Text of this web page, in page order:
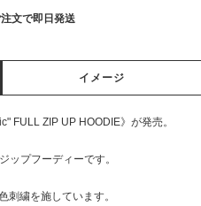
文で即日発送
イメージ
FULL ZIP UP HOODIE》が発売。
ップフーディーです。
刺繍を施しています。